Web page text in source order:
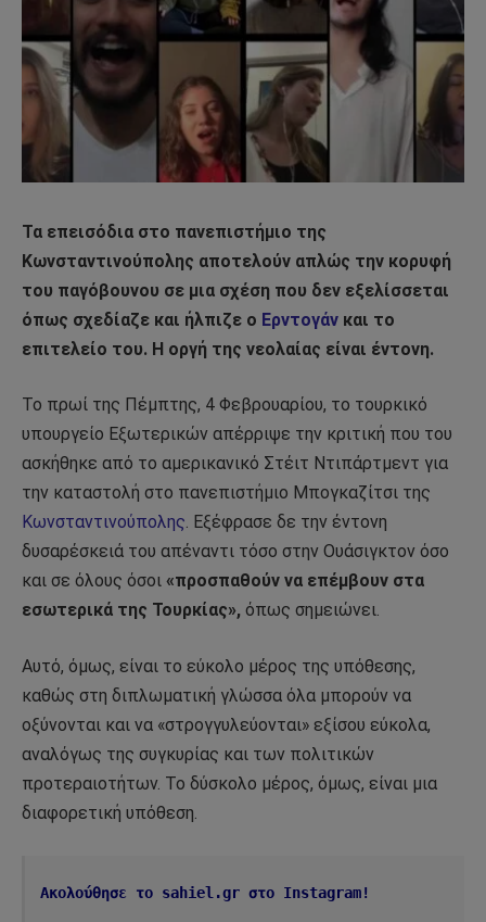
Τα επεισόδια στο πανεπιστήμιο της
Κωνσταντινούπολης αποτελούν απλώς την κορυφή
του παγόβουνου σε μια σχέση που δεν εξελίσσεται
όπως σχεδίαζε και ήλπιζε ο Ερντογάν και το
επιτελείο του. Η οργή της νεολαίας είναι έντονη.
Το πρωί της Πέμπτης, 4 Φεβρουαρίου, το τουρκικό
υπουργείο Εξωτερικών απέρριψε την κριτική που του
ασκήθηκε από το αμερικανικό Στέιτ Ντιπάρτμεντ για
την καταστολή στο πανεπιστήμιο Μπογκαζίτσι της
Κωνσταντινούπολης. Εξέφρασε δε την έντονη
δυσαρέσκειά του απέναντι τόσο στην Ουάσιγκτον όσο
και σε όλους όσοι «προσπαθούν να επέμβουν στα
εσωτερικά της Τουρκίας», όπως σημειώνει.
Αυτό, όμως, είναι το εύκολο μέρος της υπόθεσης,
καθώς στη διπλωματική γλώσσα όλα μπορούν να
οξύνονται και να «στρογγυλεύονται» εξίσου εύκολα,
αναλόγως της συγκυρίας και των πολιτικών
προτεραιοτήτων. Το δύσκολο μέρος, όμως, είναι μια
διαφορετική υπόθεση.
Ακολούθησε το sahiel.gr στο Instagram!